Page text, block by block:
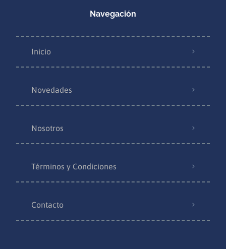
Navegación
Inicio
Novedades
Nosotros
Términos y Condiciones
Contacto